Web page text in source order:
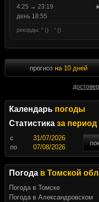
4:25 → 23:19
день 18:55
рекорды: ° () · ° ()
прогноз на 10 дней
Календарь погоды
Статистика за период
c
по
Погода в Томской
Погода в Томске
Погода в Александровском